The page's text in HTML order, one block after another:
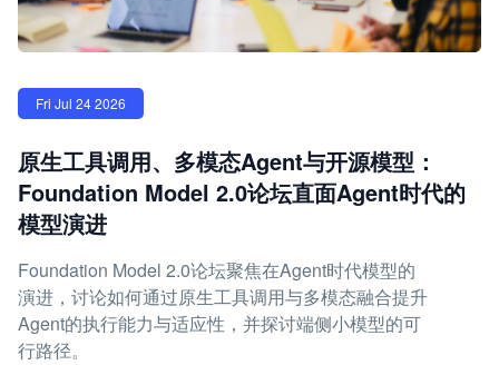
Fri Jul 24 2026
原生工具调用、多模态Agent与开源模型：
Foundation Model 2.0论坛直面Agent时代的
模型演进
Foundation Model 2.0论坛聚焦在Agent时代模型的
演进，讨论如何通过原生工具调用与多模态融合提升
Agent的执行能力与适应性，并探讨端侧小模型的可
行路径。